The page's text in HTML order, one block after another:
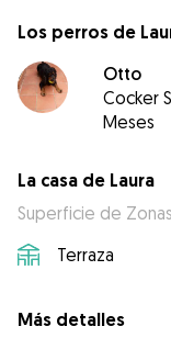
Los perros de
Otto
Cocker
Meses
La casa de Laura
Superficie de
Terraza
Más detalles